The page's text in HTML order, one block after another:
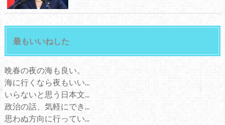
最もいいねした
晩春の夜の海も良い。
海に行くなら夜もいい...
いらないと思う日本文...
政治の話、気軽にでき...
思わぬ方向に行ってい...